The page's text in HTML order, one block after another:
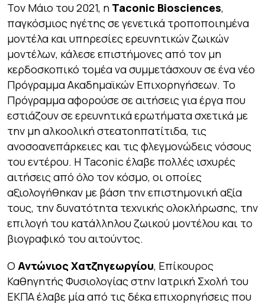
Τον Μάιο του 2021, η Taconic Biosciences,
παγκόσμιος ηγέτης σε γενετικά τροποποιημένα
μοντέλα και υπηρεσίες ερευνητικών ζωικών
μοντέλων, κάλεσε επιστήμονες από τον μη
κερδοσκοπικό τομέα να συμμετάσχουν σε ένα νέο
Πρόγραμμα Ακαδημαϊκών Επιχορηγήσεων. Το
Πρόγραμμα αφορούσε σε αιτήσεις για έργα που
εστιάζουν σε ερευνητικά ερωτήματα σχετικά με
την μη αλκοολική στεατοηπατίτιδα, τις
ανοσοανεπάρκειες και τις φλεγμονώδεις νόσους
του εντέρου. Η Taconic έλαβε πολλές ισχυρές
αιτήσεις από όλο τον κόσμο, οι οποίες
αξιολογήθηκαν με βάση την επιστημονική αξία
τους, την δυνατότητα τεχνικής ολοκλήρωσης, την
επιλογή του κατάλληλου ζωικού μοντέλου και το
βιογραφικό του αιτούντος.
Ο Αντώνιος Χατζηγεωργίου, Επίκουρος
Καθηγητής Φυσιολογίας στην Ιατρική Σχολή του
ΕΚΠΑ έλαβε μία από τις δέκα επιχορηγήσεις που